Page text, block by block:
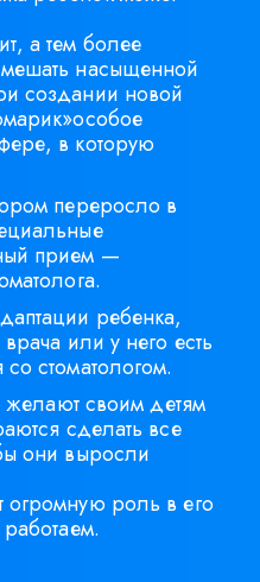
а тем более
насыщенной
создании новой
в которую
переросло в
прием —
ребенка,
или у него есть
стоматологом.
желают своим детям
сделать все
они выросли
огромную роль в его